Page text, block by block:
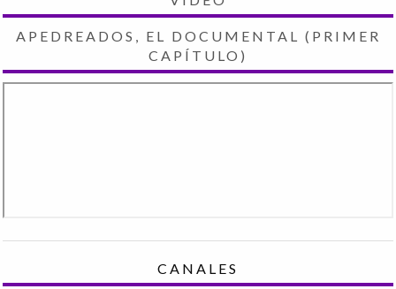
APEDREADOS, EL DOCUMENTAL (PRIMER
CAPÍTULO)
CANALES